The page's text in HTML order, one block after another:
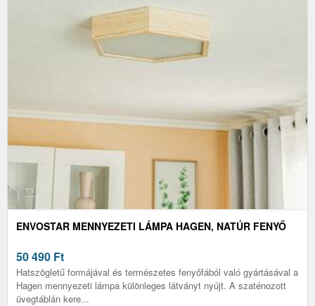
ENVOSTAR MENNYEZETI LÁMPA HAGEN, NATÚR FENYŐ
50 490 Ft
Hatszögletű formájával és természetes fenyőfából való gyártásával a
Hagen mennyezeti lámpa különleges látványt nyújt. A szaténozott
üvegtáblán kere...